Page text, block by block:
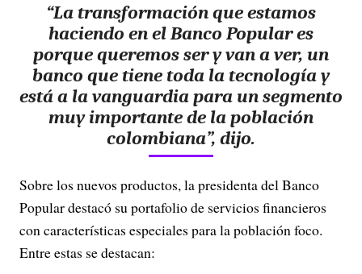
“La transformación que estamos
haciendo en el Banco Popular es
porque queremos ser y van a ver, un
banco que tiene toda la tecnología y
está a la vanguardia para un segmento
muy importante de la población
colombiana”, dijo.
Sobre los nuevos productos, la presidenta del Banco
Popular destacó su portafolio de servicios financieros
con características especiales para la población foco.
Entre estas se destacan: